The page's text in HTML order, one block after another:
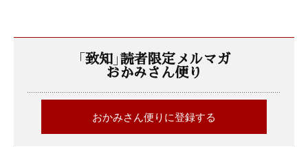
「致知」読者限定メルマガ
おかみさん便り
おかみさん便りに登録する